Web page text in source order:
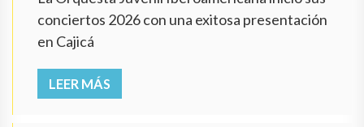
conciertos 2026 con una exitosa presentación
en Cajicá
LEER MÁS